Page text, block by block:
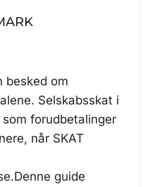
besked om
Selskabsskat i
forudbetalinger
når SKAT
guide